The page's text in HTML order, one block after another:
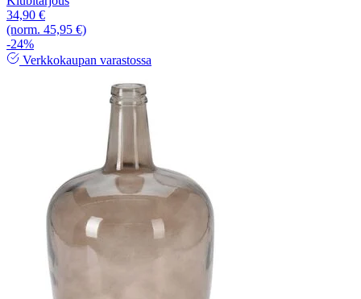
34,90 €
(norm. 45,95 €)
-24%
Verkkokaupan varastossa